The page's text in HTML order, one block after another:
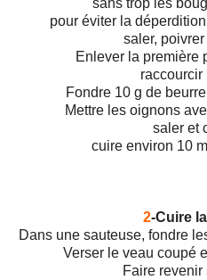
sans trop les
pour éviter la
saler,
Enlever la première
raccourcir
Fondre 10 g de
Mettre les oignons
saler et
cuire environ 10
2-Cuire
Dans une sauteuse, fondre
Verser le veau coupé
Faire revenir